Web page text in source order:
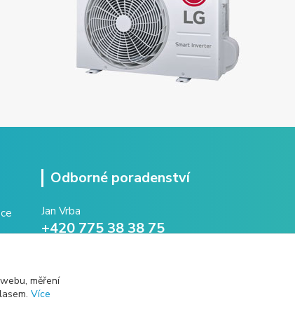
Odborné poradenství
Jan Vrba
+420 775 38 38 75
měření
Více